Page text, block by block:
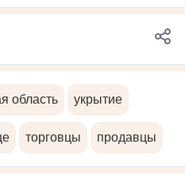
область укрытие
торговцы продавцы